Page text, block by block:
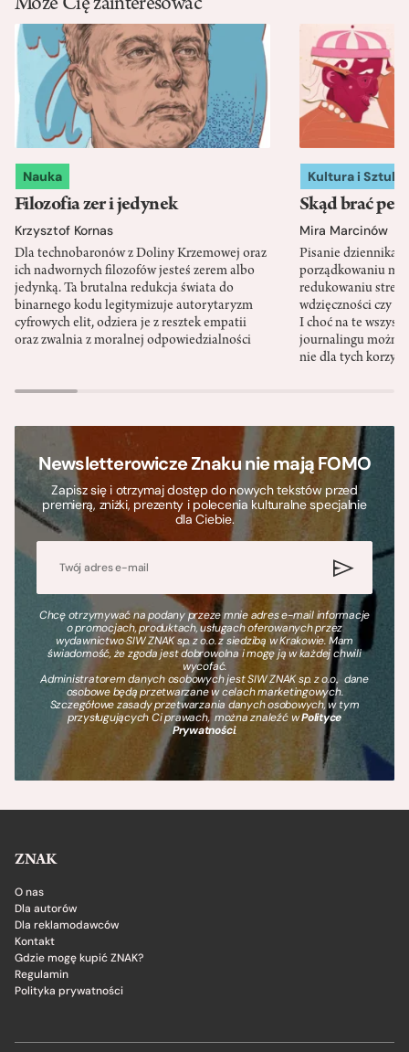
Może Cię zainteresować
Nauka
Filozofia zer i jedynek
Krzysztof Kornas
Dla technobaronów z Doliny Krzemowej oraz
ich nadwornych filozofów jesteś zerem albo
jedynką. Ta brutalna redukcja świata do
binarnego kodu legitymizuje autorytaryzm
cyfrowych elit, odziera je z resztek empatii
oraz zwalnia z moralnej odpowiedzialności
Kultura i Sztuka
Skąd brać
Mira Marcinów
Pisanie dziennika
porządkowaniu
redukowaniu
wdzięczności czy
I choć na te
journalingu można
nie dla tych
Newsletterowicze Znaku nie mają FOMO
Zapisz się i otrzymaj dostęp do nowych tekstów przed
premierą, zniżki, prezenty i polecenia kulturalne specjalnie
dla Ciebie.
Chcę otrzymywać na podany przeze mnie adres e-mail informacje
o promocjach, produktach, usługach oferowanych przez
wydawnictwo SIW ZNAK sp. z o.o. z siedzibą w Krakowie. Mam
świadomość, że zgoda jest dobrowolna i mogę ją w każdej chwili
wycofać.
Administratorem danych osobowych jest SIW ZNAK sp. z o.o., dane
osobowe będą przetwarzane w celach marketingowych.
Szczegółowe zasady przetwarzania danych osobowych, w tym
przysługujących Ci prawach, można znaleźć wPolityce
Prywatności.
ZNAK
O nas
Dla autorów
Dla reklamodawców
Kontakt
Gdzie mogę kupić ZNAK?
Regulamin
Polityka prywatności